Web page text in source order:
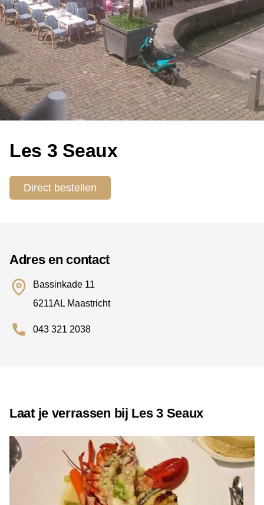
Les 3 Seaux
Direct bestellen
Adres en contact
Bassinkade 11
6211AL Maastricht
043 321 2038
Laat je verrassen bij Les 3 Seaux